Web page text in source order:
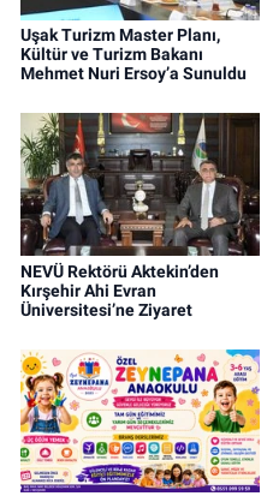
Uşak Turizm Master Planı,
Kültür ve Turizm Bakanı
Mehmet Nuri Ersoy’a Sunuldu
NEVÜ Rektörü Aktekin’den
Kırşehir Ahi Evran
Üniversitesi’ne Ziyaret